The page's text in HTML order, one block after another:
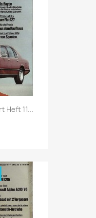
Heft 11...